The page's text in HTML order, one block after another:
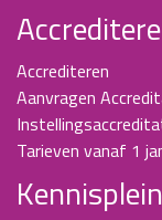
Accrediteren
Aanvragen
Tarieven vanaf 1
Kennisplein